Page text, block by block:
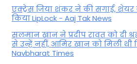
एक्ट्रेस जिया शंकर ने की सगाई, शेयर
किया LipLock - Aaj Tak News
सलमान खान ने प्रदीप रावत को दी
से उन्हें नहीं, आमिर खान को मिली
Navbharat Times